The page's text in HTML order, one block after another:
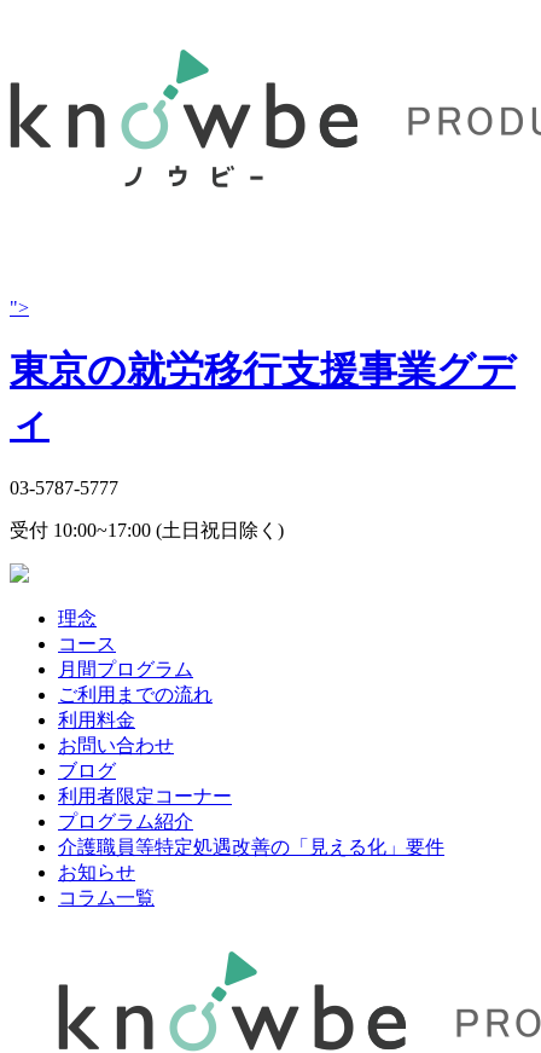
">
東京の就労移行支援事業グデ
ィ
03-5787-5777
受付 10:00~17:00 (土日祝日除く)
理念
コース
月間プログラム
ご利用までの流れ
利用料金
お問い合わせ
ブログ
利用者限定コーナー
プログラム紹介
介護職員等特定処遇改善の「見える化」要件
お知らせ
コラム一覧